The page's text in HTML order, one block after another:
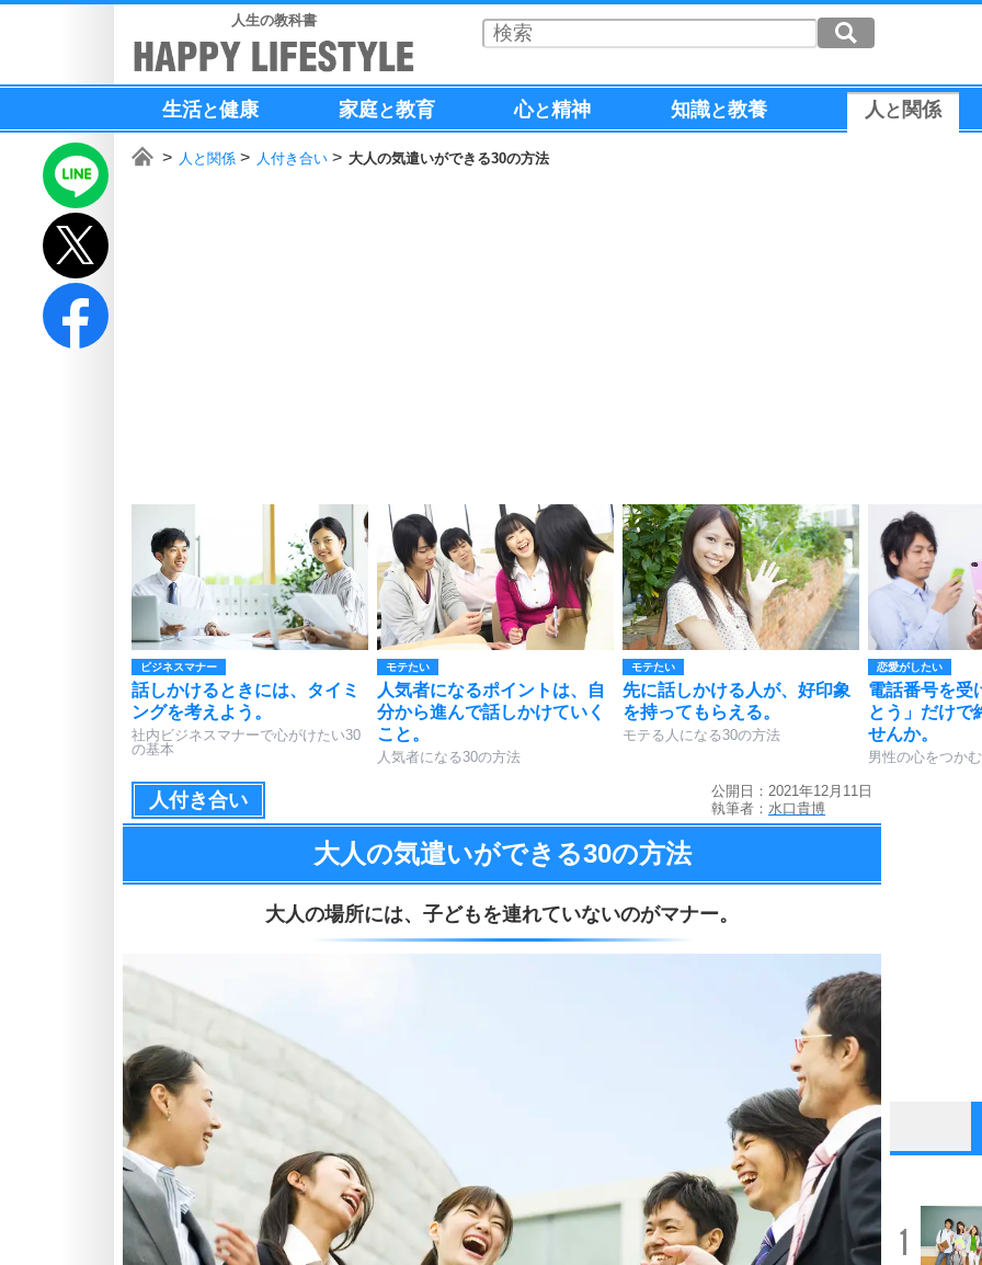
人生の教科書
生活と健康 家庭と教育 心と精神 知識と教養 人と 関係
人と関係 人付き合い 大人の気遣いができる30の方法
ビジネスマナー
話しかけるときには、タイミ
ングを考えよう。
社内ビジネスマナーで心がけたい30
の基本
モテたい
人気者になるポイントは、自
分から進んで話しかけていく
こと。
人気者になる30の方法
モテたい
先に話しかける人が、好印象
を持ってもらえる。
モテる人になる30の方法
恋愛がしたい
電話番号を受
とう」だけで
せんか。
男性の心をつか
人付き合い
公開日：2021年12月11日
執筆者： 水口貴博
大人の気遣いができる30の方法
大人の場所には、 子どもを連れていないのがマナー。
1